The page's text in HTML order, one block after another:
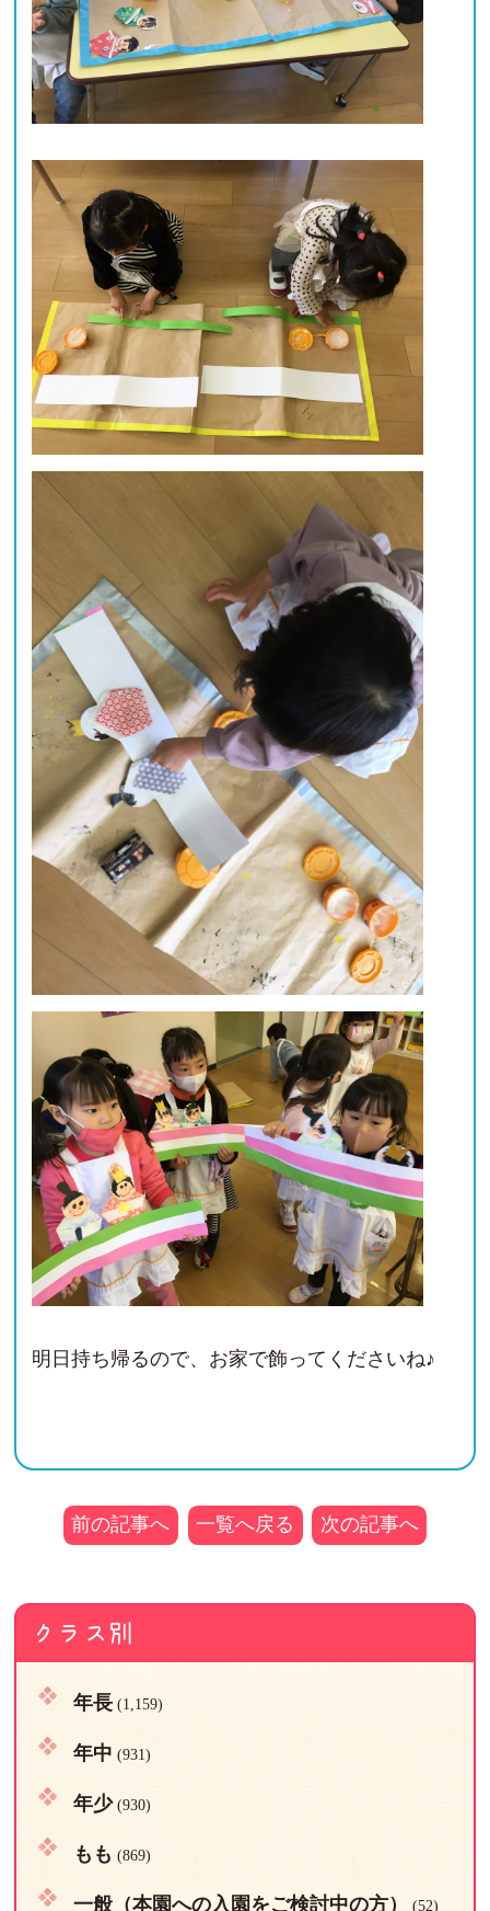
明日持ち帰るので、お家で飾ってくださいね♪
前の記事へ 一覧へ戻る 次の記事へ
クラス別
年長(1,159)
年中 (931)
年少(930)
もも (869)
一般（本園への入園をご検討中の方） (52)